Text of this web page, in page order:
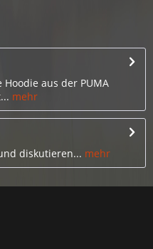
Hoodie aus der PUMA
mehr
diskutieren... mehr